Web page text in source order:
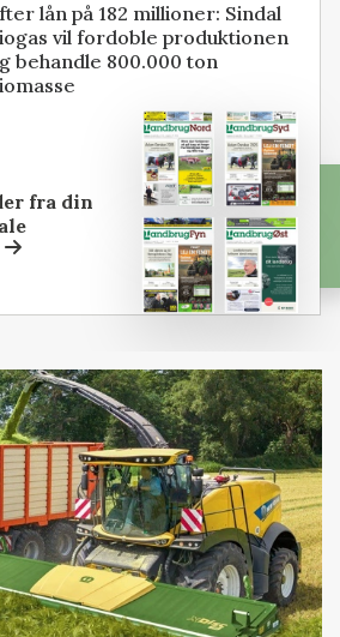
lån på 182 millioner: Sindal
vil fordoble produktionen
behandle 800.000 ton
fra din